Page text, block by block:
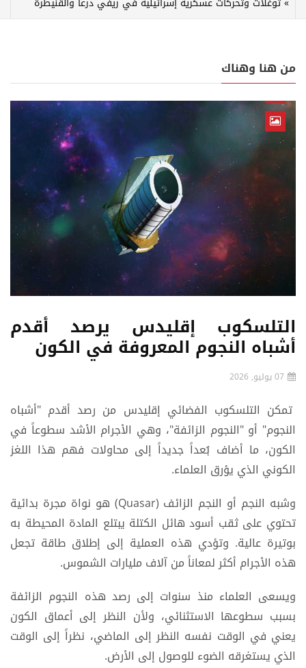
من هنا وهناك
التلسكوب إقليدس يرصد أقدم
أشباه النجوم المعروفة في الكون
07 يوليو, 2026
تمكن التلسكوب الفضائي إقليدس من رصد أقدم "أشباه
النجوم" أو "النجوم الزائفة"، وهي الأجرام الأشد سطوعاً في
الكون، ما أضاف بُعداً جديداً إلى محاولات فهم هذا اللغز
الكوني الذي يؤرق العلماء.
وشبه النجم أو النجم الزائف (Quasar) هو نواة مجرة بدائية
تحتوي على ثقب أسود هائل الكتلة يبتلع المادة المحيطة به
بوتيرة عالية. وتؤدي هذه العملية إلى إطلاق طاقة تجعل
هذه الأجرام أكثر لمعاناً من آلاف مليارات الشموس.
ويسعى العلماء منذ سنوات إلى رصد هذه النجوم الزائفة
بسبب سطوعها الاستثنائي، ولأن النظر إلى أعماق الكون
يعني في الوقت نفسه النظر إلى الماضي، نظراً إلى الوقت
الذي يستغرقه الضوء للوصول إلى الأرض.